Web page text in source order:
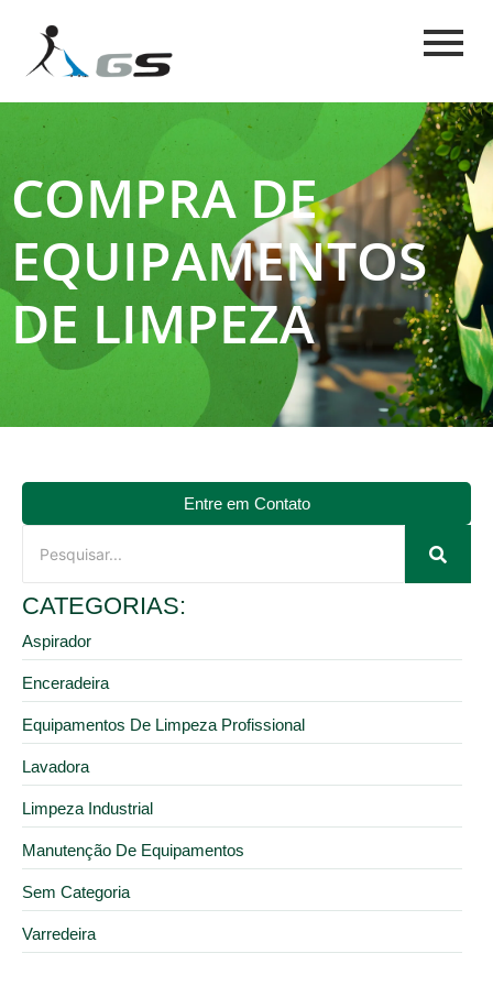
COMPRA DE
EQUIPAMENTOS
DE LIMPEZA
Entre em Contato
CATEGORIAS:
Aspirador
Enceradeira
Equipamentos De Limpeza Profissional
Lavadora
Limpeza Industrial
Manutenção De Equipamentos
Sem Categoria
Varredeira